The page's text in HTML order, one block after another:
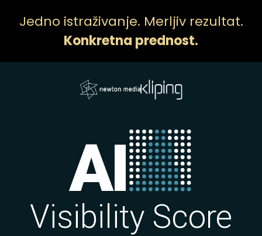
Jedno istraživanje. Merljiv rezultat.
Konkretna prednost.
AI
Visibility Score